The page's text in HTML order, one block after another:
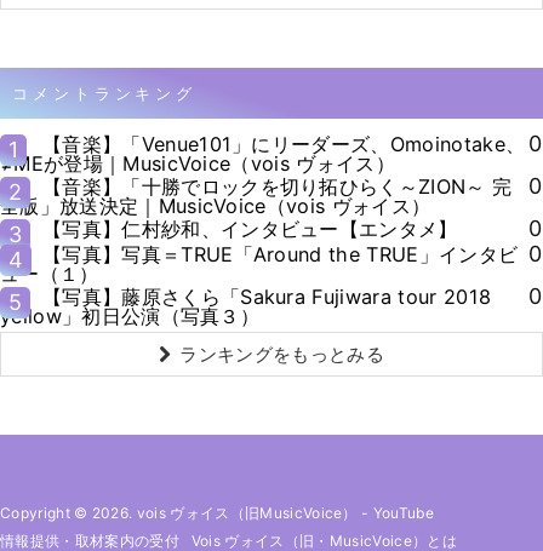
コメントランキング
1
【音楽】「Venue101」にリーダーズ、Omoinotake、
≠MEが登場｜MusicVoice（vois ヴォイス）
0
2
【音楽】「十勝でロックを切り拓ひらく～ZION～ 完
全版」放送決定｜MusicVoice（vois ヴォイス）
0
3
【写真】仁村紗和、インタビュー【エンタメ】
0
4
【写真】写真＝TRUE「Around the TRUE」インタビ
ュー（１）
0
5
【写真】藤原さくら「Sakura Fujiwara tour 2018
yellow」初日公演（写真３）
0
ランキングをもっとみる
Copyright © 2026. vois ヴォイス（旧MusicVoice） - YouTube
情報提供・取材案内の受付
Vois ヴォイス（旧・MusicVoice）とは